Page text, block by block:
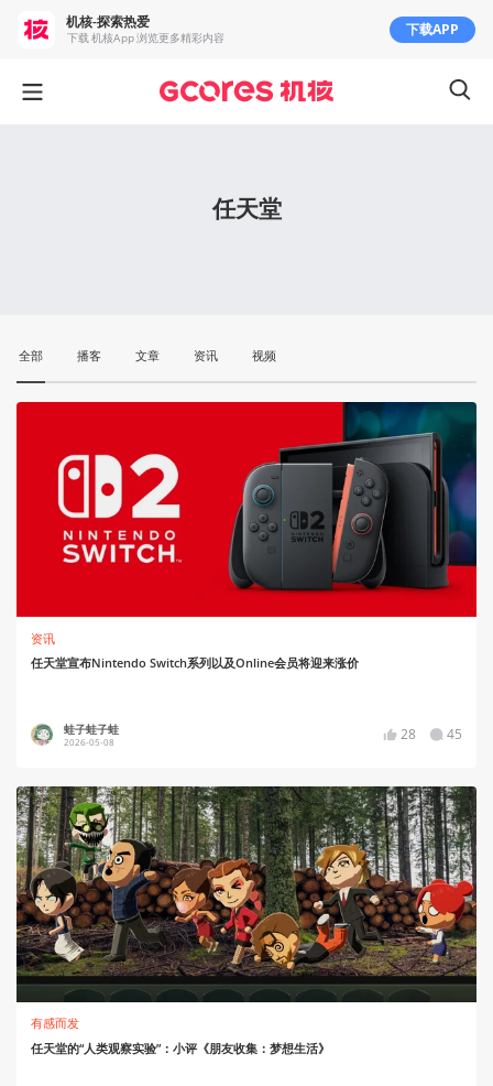
任天堂
全部 播客 文章 资讯 视频
资讯
任天堂宣布Nintendo Switch系列以及Online会员将迎来涨价
蛙子蛙子蛙
2026-05-08 28 45
有感而发
任天堂的“人类观察实验”：小评《朋友收集：梦想生活》
机核-探索热爱
下载 机核App 浏览更多精彩内容 下载APP